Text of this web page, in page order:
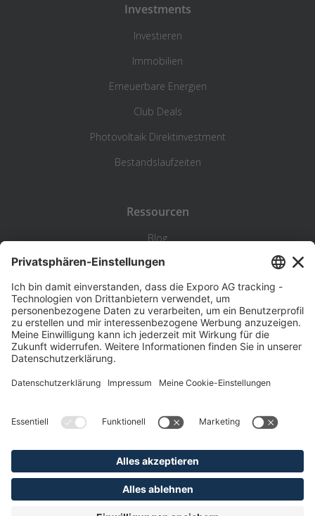
Investments
Investieren
Immobilien
Erneuerbare Energien
Club Deals
Photovoltaik Direktinvestment
Bestandslaufzeiten
Ressourcen
Blog
Statistik
Wiki
Standortanalyse
Hilfe & Kontakt
©Exporo AG 2026
AGB
Datenschutz
Disclaimer